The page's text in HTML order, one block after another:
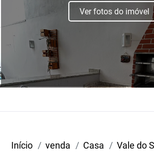
Ver fotos do imóvel
Início venda Casa Vale do